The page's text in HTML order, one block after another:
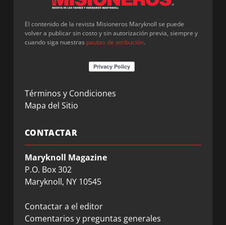
El contenido de la revista Misioneros Maryknoll se puede
volver a publicar sin costo y sin autorización previa, siempre y
cuando siga nuestras pautas de atribución.
Términos y Condiciones
Mapa del Sitio
CONTACTAR
Maryknoll Magazine
P.O. Box 302
Maryknoll, NY 10545
Contactar a el editor
Comentarios y preguntas generales